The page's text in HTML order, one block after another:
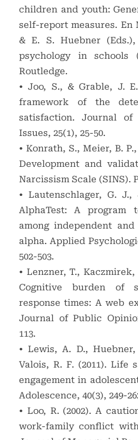
children and youth:
self-report measures. En
& E. S. Huebner
psychology in schools
Routledge.
• Joo, S., & Grable, J.
framework of the
satisfaction. Journal of
Issues, 25(1), 25-50.
• Konrath, S., Meier, B.
Development and
Narcissism Scale (SINS).
• Lautenschlager, G. J.,
AlphaTest: A program
among independent
alpha. Applied
502-503.
• Lenzner, T., Kaczmirek,
Cognitive burden of
response times: A web
Journal of Public
113.
• Lewis, A. D.,
Valois, R. F. (2011). Life
engagement in
Adolescence, 40(3), 249-
• Loo, R. (2002). A
work-family conflict